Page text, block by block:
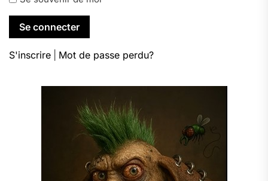
S'inscrire Mot de passe perdu?